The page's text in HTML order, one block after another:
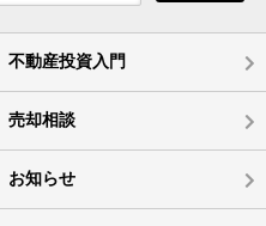
不動産投資入門
売却相談
お知らせ